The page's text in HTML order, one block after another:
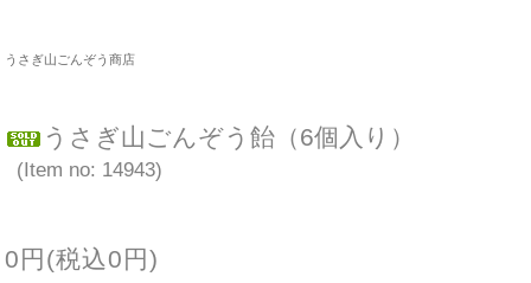
うさぎ山ごんぞう商店
うさぎ山ごんぞう飴（6個入り）
(Item no: 14943)
0円(税込0円)